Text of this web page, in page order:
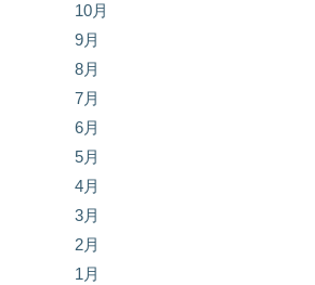
10月
9月
8月
7月
6月
5月
4月
3月
2月
1月